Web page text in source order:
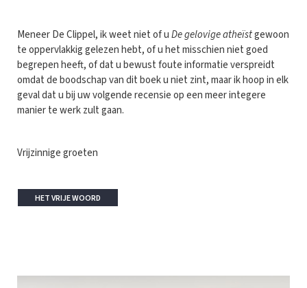
Meneer De Clippel, ik weet niet of uDe gelovige atheïstgewoon
te oppervlakkig gelezen hebt, of u het misschien niet goed
begrepen heeft, of dat u bewust foute informatie verspreidt
omdat de boodschap van dit boek u niet zint, maar ik hoop in elk
geval dat u bij uw volgende recensie op een meer integere
manier te werk zult gaan.
Vrijzinnige groeten
HET VRIJE WOORD